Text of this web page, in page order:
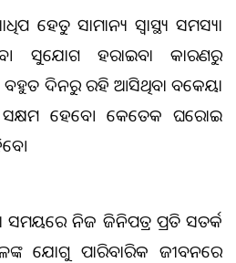
ହେତୁ ସାମାନ୍ୟ ସ୍ବାସ୍ଥ୍ୟ ସମସ୍ୟା
ସୁଯୋଗ ହରାଇବା କାରଣରୁ
ବହୁତ ଦିନରୁ ରହି ଆସିଥିବା ବକେୟା
ହେବେ। କେତେକ ଘରୋଇ
ନିଜ ଜିନିଷପତ୍ର ପ୍ରତି ସତର୍କ
ଯୋଗୁ ପାରିବାରିକ ଜୀବନରେ